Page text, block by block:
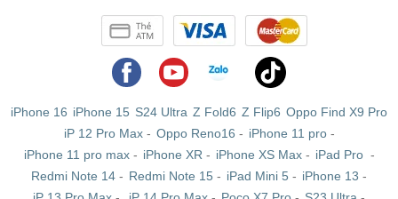
iPhone 16 iPhone 15 S24 Ultra Z Fold6 Z Flip6 Oppo Find X9 Pro
iP 12 Pro Max- Oppo Reno16 - iPhone 11 pro-
iPhone 11 pro max- iPhone XR - iPhone XS Max- iPad Pro -
Redmi Note 14 - Redmi Note 15 - iPad Mini 5 - iPhone 13 -